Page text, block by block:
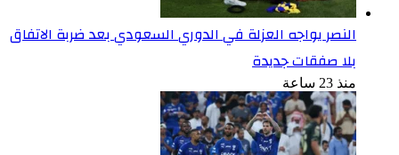
النصر يواجه العزلة في الدوري السعودي بعد ضربة الاتفاق
بلا صفقات جديدة
منذ 23 ساعة